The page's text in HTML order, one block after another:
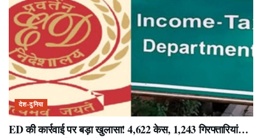
देश-दुनिया
ED की कार्रवाई पर बड़ा खुलासा! 4,622 केस, 1,243 गिरफ्तारियां…